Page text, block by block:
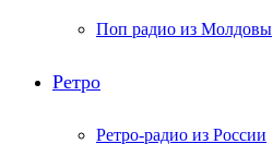
Поп радио из Молдовы
Ретро
Ретро-радио из России